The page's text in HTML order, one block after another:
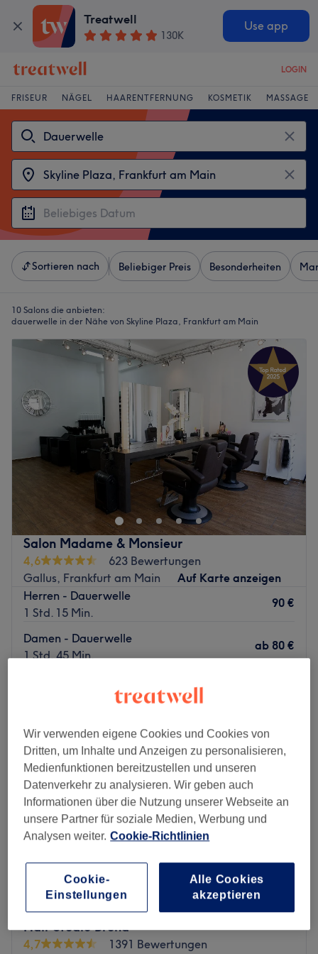
Treatwell
130K
Use app
LOGIN
FRISEUR NÄGEL HAARENTFERNUNG KOSMETIK MASSAGE
Sortieren nach Beliebiger Preis Besonderheiten
10 Salons die anbieten:
dauerwelle in der Nähe von Skyline Plaza, Frankfurt am Main
Salon Madame & Monsieur
4,6
623 Bewertungen
Gallus, Frankfurt am Main
Auf Karte anzeigen
Herren - Dauerwelle
1 Std. 15 Min.
90 €
Damen - Dauerwelle
1 Std. 45 Min.
ab 80 €
Dienstag
10:00– 19:00
Mittwoch
10:00–19:00
Donnerstag
10:00–19:00
Freitag
10:00–19:00
Samstag
10:00–17:00
Sonntag
Geschlossen
Dann ist der Salon Madame & Monsieur in Frankfurt,
Gallus wie für dich gemacht. Hier wirst du verwöhnt und
deine individuelle Wunschfrisur wird mit passender
Beratung gefunden. Komm vorbei und lass dich
überzeugen.
Hair Studio Bruna
4,7
1391 Bewertungen
Wir verwenden eigene Cookies und Cookies von
Dritten, um Inhalte und Anzeigen zu personalisieren,
Medienfunktionen bereitzustellen und unseren
Datenverkehr zu analysieren. Wir geben auch
Informationen über die Nutzung unserer Webseite an
unsere Partner für soziale Medien, Werbung und
Analysen weiter. Cookie-Richtlinien
Cookie-
Einstellungen
Alle Cookies
akzeptieren